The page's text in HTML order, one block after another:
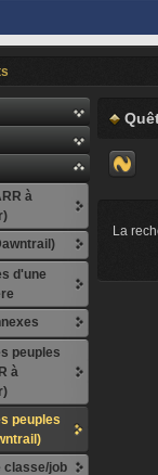
à
d'une
peuples
à
peuples
classe/job
La